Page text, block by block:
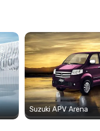
Suzuki APV Arena